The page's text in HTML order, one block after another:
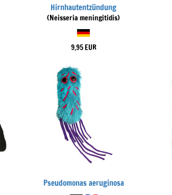
Hirnhautentzündung
(Neisseria meningitidis)
9,95 EUR
Pseudomonas aeruginosa